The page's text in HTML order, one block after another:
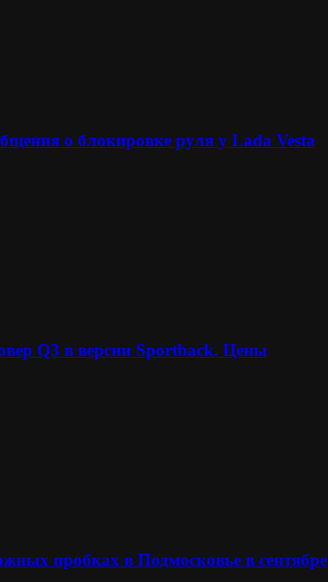
о блокировке руля у Lada Vesta
Q3 в версии Sportback. Цены
пробках в Подмосковье в сентябре